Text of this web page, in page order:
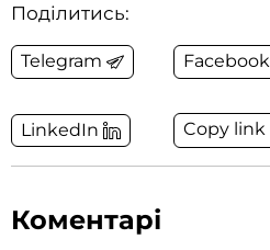
Поділитись:
Telegram Facebook
LinkedIn Copy link
Коментарі